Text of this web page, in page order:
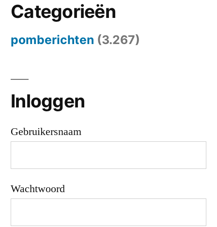
Categorieën
pomberichten (3.267)
Inloggen
Gebruikersnaam
Wachtwoord